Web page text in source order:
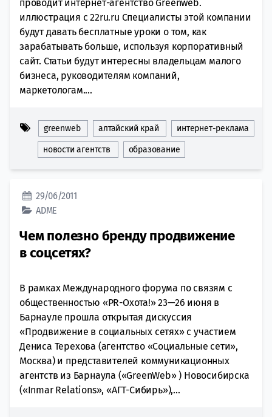
проводит интернет-агентство Greenweb.
иллюстрация с 22ru.ru Специалисты этой компании
будут давать бесплатные уроки о том, как
зарабатывать больше, используя корпоративный
сайт. Статьи будут интересны владельцам малого
бизнеса, руководителям компаний,
маркетологам....
greenweb алтайский край интернет-реклама
новости агентств образование
29/06/2011
ADME
Чем полезно бренду продвижение
в соцсетях?
В рамках Международного форума по связям с
общественностью «PR-Охота!» 23—26 июня в
Барнауле прошла открытая дискуссия
«Продвижение в социальных сетях» с участием
Дениса Терехова (агентство «Социальные сети»,
Москва) и представителей коммуникационных
агентств из Барнаула («GreenWeb» ) Новосибирска
(«Inmar Relations», «АГТ-Сибирь»),...